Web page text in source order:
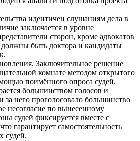
идентичен слушаниям дела в
заключается в уровне
сторон, кроме адвокатов
должны быть доктора и кандидаты
Заключительное решение
комнате методом открытого
поимённого опроса судей.
большинством голосов и
за него проголосовало большинство
несогласие по вынесенному
судей фиксируется вместе с
гарантирует самостоятельность
судей.